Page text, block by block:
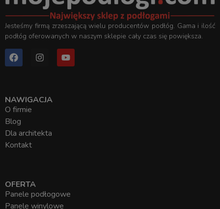
Jesteśmy firmą zrzeszającą wielu producentów podłóg. Gama i ilość
podłóg oferowanych w naszym sklepie cały czas się powiększa.
NAWIGACJA
O firmie
Blog
Dla architekta
Kontakt
OFERTA
Panele podłogowe
Panele winylowe